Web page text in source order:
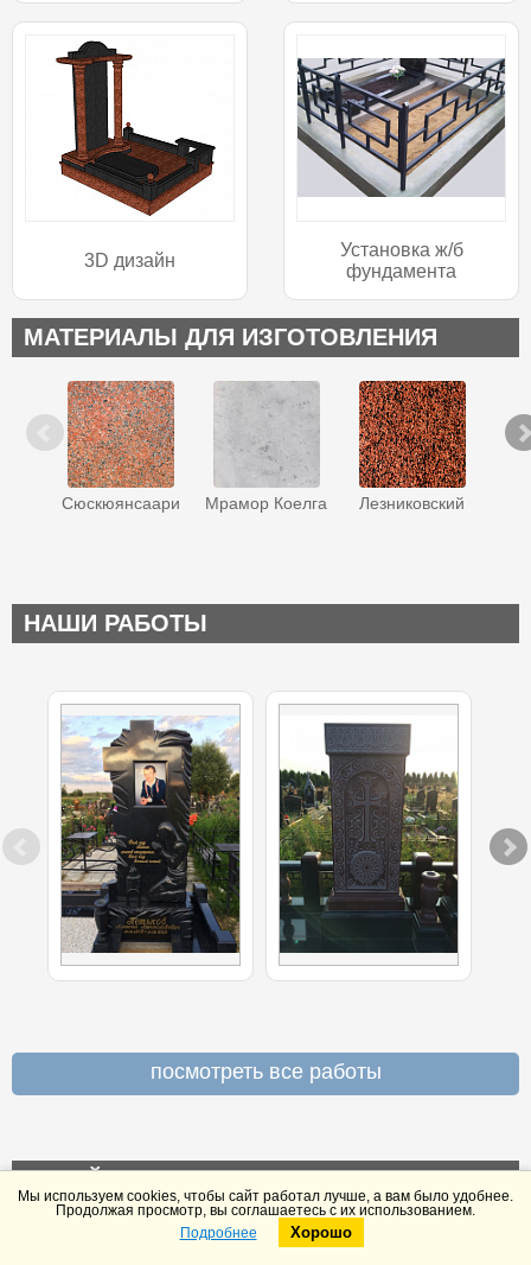
3D дизайн
Установка ж/б
фундамента
МАТЕРИАЛЫ ДЛЯ ИЗГОТОВЛЕНИЯ
Сюскюянсаари Мрамор Коелга Лезниковский
НАШИ РАБОТЫ
посмотреть все работы
ЧИТАЙТЕ ОТЗЫВЫ КЛИЕНТОВ О НАС
НА YANDEX И GOOGLE
Telegram
Мы используем cookies, чтобы сайт работал лучше, а вам было удобнее.
Продолжая просмотр, вы соглашаетесь с их использованием.
Подробнее
Хорошо